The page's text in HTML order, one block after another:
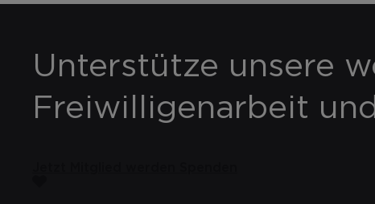
Unterstütze unsere
Freiwilligenarbeit